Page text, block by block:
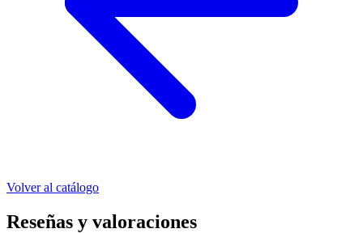
Volver al catálogo
Reseñas y valoraciones